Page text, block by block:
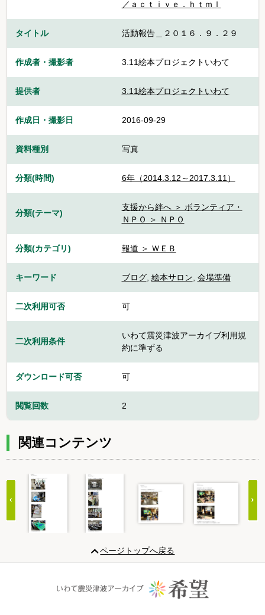
／ａｃｔｉｖｅ．ｈｔｍｌ
タイトル 活動報告＿２０１６．９．２９
作成者・撮影者 3.11絵本プロジェクトいわて
提供者 3.11絵本プロジェクトいわて
作成日・撮影日 2016-09-29
資料種別 写真
分類(時間) 6年（2014.3.12～2017.3.11）
分類(テーマ)
支援から絆へ ＞ ボランティア・
ＮＰＯ ＞ ＮＰＯ
分類(カテゴリ) 報道 ＞ ＷＥＢ
キーワード ブログ, 絵本サロン, 会場準備
二次利用可否 可
二次利用条件
いわて震災津波アーカイブ利用規
約に準ずる
ダウンロード可否 可
閲覧回数 2
関連コンテンツ
20
ページトップへ戻る